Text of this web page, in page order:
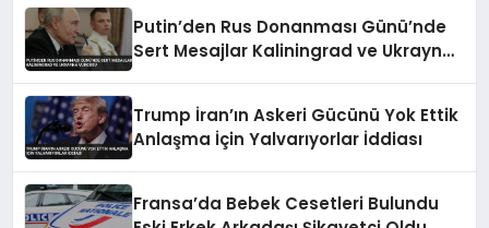
Putin’den Rus Donanması Günü’nde
Sert Mesajlar Kaliningrad ve Ukrayna
Trump İran’ın Askeri Gücünü Yok Ettik
Anlaşma İçin Yalvarıyorlar İddiası
Fransa’da Bebek Cesetleri Bulundu